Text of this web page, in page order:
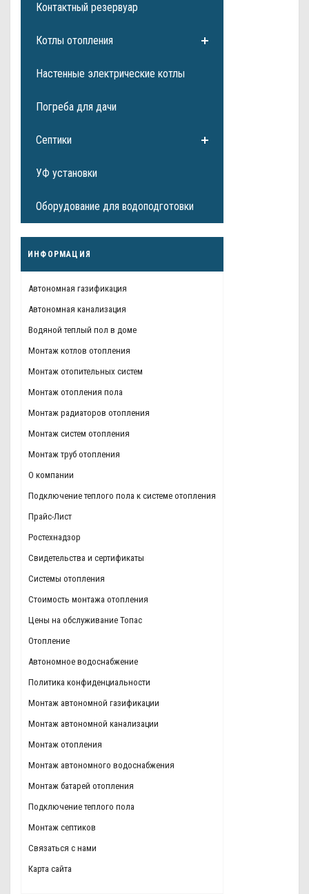
Контактный резервуар
Котлы отопления
Настенные электрические котлы
Погреба для дачи
Септики
УФ установки
Оборудование для водоподготовки
ИНФОРМАЦИЯ
Автономная газификация
Автономная канализация
Водяной теплый пол в доме
Монтаж котлов отопления
Монтаж отопительных систем
Монтаж отопления пола
Монтаж радиаторов отопления
Монтаж систем отопления
Монтаж труб отопления
О компании
Подключение теплого пола к системе отопления
Прайс-Лист
Ростехнадзор
Свидетельства и сертификаты
Системы отопления
Стоимость монтажа отопления
Цены на обслуживание Топас
Отопление
Автономное водоснабжение
Политика конфиденциальности
Монтаж автономной газификации
Монтаж автономной канализации
Монтаж отопления
Монтаж автономного водоснабжения
Монтаж батарей отопления
Подключение теплого пола
Монтаж септиков
Связаться с нами
Карта сайта